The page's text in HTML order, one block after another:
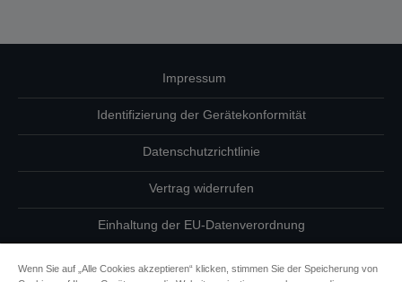
Impressum
Identifizierung der Gerätekonformität
Datenschutzrichtlinie
Vertrag widerrufen
Einhaltung der EU-Datenverordnung
Fragen zum Datenschutz
Wenn Sie auf „Alle Cookies akzeptieren“ klicken, stimmen Sie der Speicherung von